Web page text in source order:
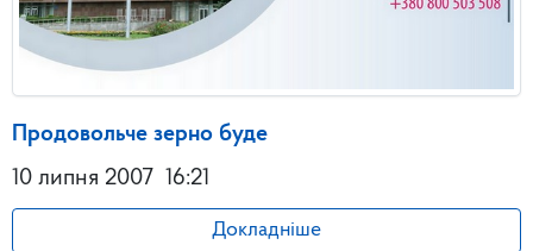
Продовольче зерно буде
10 липня 2007 16:21
Докладніше